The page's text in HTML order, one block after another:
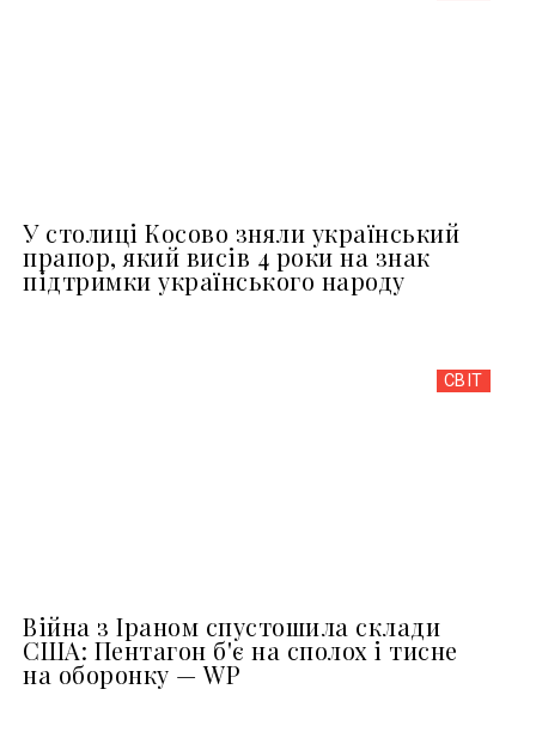
У столиці Косово зняли український
прапор, який висів 4 роки на знак
підтримки українського народу
СВІТ
Війна з Іраном спустошила склади
США: Пентагон б'є на сполох і тисне
на оборонку — WP